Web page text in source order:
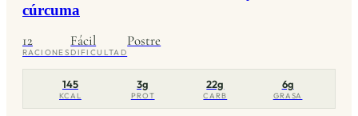
cúrcuma
12
RACIONES
Fácil
DIFICULTAD
Postre
145
KCAL
3g
PROT
22g
CARB
6g
GRASA